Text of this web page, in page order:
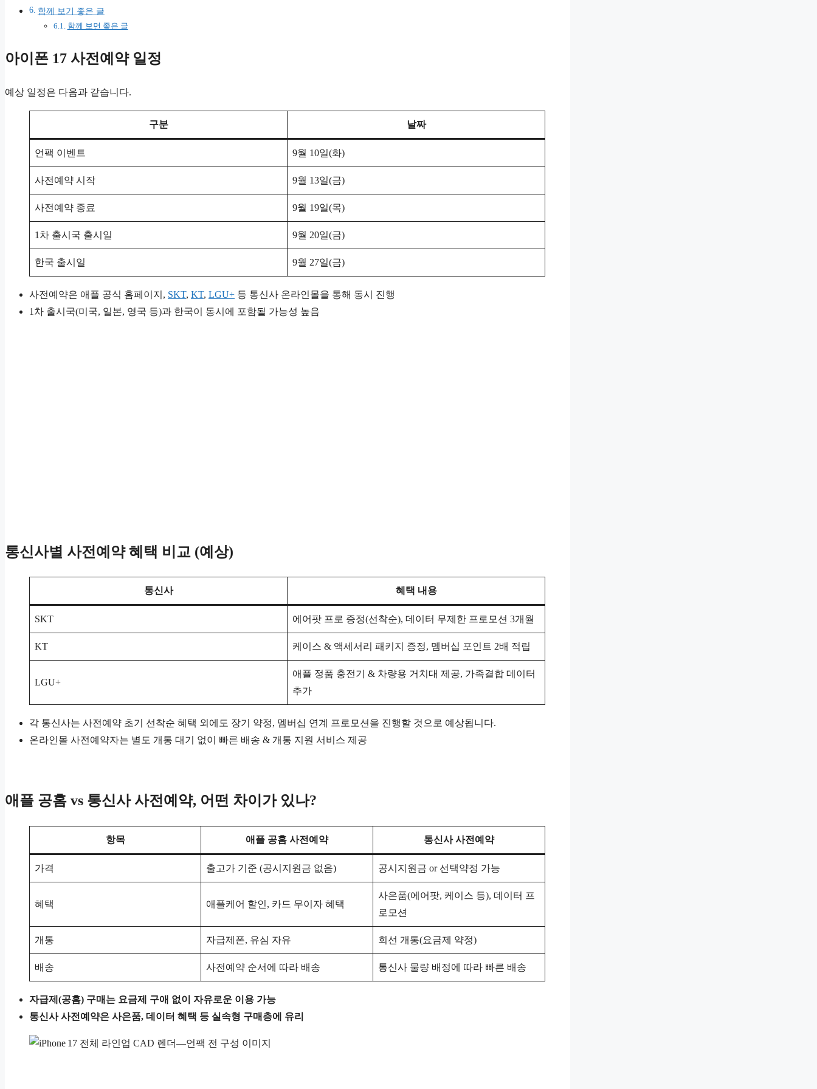
함께 보기 좋은 글
함께 보면 좋은 글
아이폰 17 사전예약 일정
예상 일정은 다음과 같습니다.
구분 날짜
언팩 이벤트 9월 10일(화)
사전예약 시작 9월 13일(금)
사전예약 종료 9월 19일(목)
1차 출시국 출시일 9월 20일(금)
한국 출시일 9월 27일(금)
사전예약은 애플 공식 홈페이지, SKT, KT, LGU+ 등 통신사 온라인몰을 통해 동시 진행
1차 출시국(미국, 일본, 영국 등)과 한국이 동시에 포함될 가능성 높음
통신사별 사전예약 혜택 비교 (예상)
통신사 혜택 내용
SKT 에어팟 프로 증정(선착순), 데이터 무제한 프로모션 3개월
KT 케이스 & 액세서리 패키지 증정, 멤버십 포인트 2배 적립
LGU+
애플 정품 충전기 & 차량용 거치대 제공, 가족결합 데이터
추가
각 통신사는 사전예약 초기 선착순 혜택 외에도 장기 약정, 멤버십 연계 프로모션을 진행할 것으로 예상됩니다.
온라인몰 사전예약자는 별도 개통 대기 없이 빠른 배송 & 개통 지원 서비스 제공
애플 공홈 vs 통신사 사전예약, 어떤 차이가 있나?
항목 애플 공홈 사전예약 통신사 사전예약
가격 출고가 기준 (공시지원금 없음) 공시지원금 or 선택약정 가능
혜택 애플케어 할인, 카드 무이자 혜택
사은품(에어팟, 케이스 등), 데이터 프
로모션
개통 자급제폰, 유심 자유 회선 개통(요금제 약정)
배송 사전예약 순서에 따라 배송 통신사 물량 배정에 따라 빠른 배송
자급제(공홈) 구매는 요금제 구애 없이 자유로운 이용 가능
통신사 사전예약은 사은품, 데이터 혜택 등 실속형 구매층에 유리